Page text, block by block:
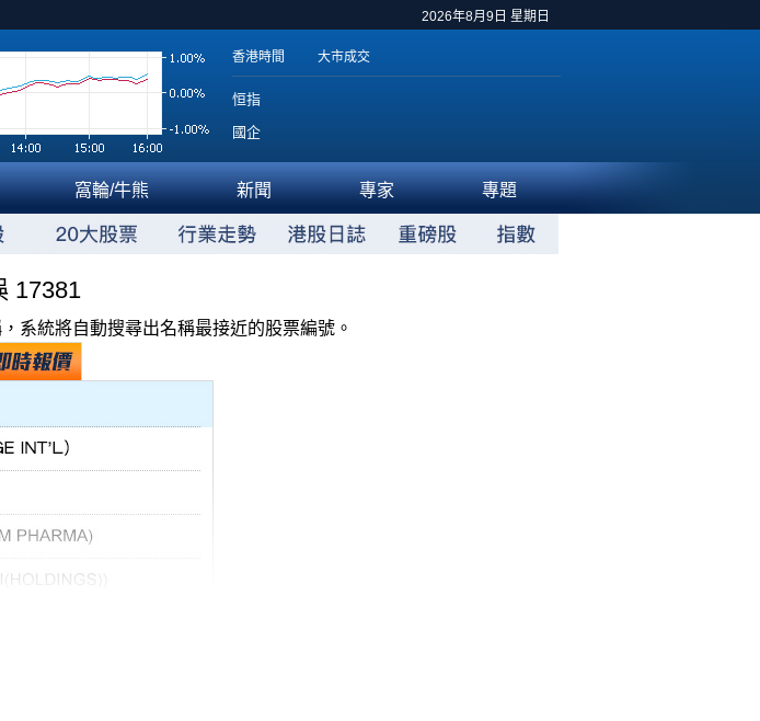
2026年8月9日 星期日
香港時間 大市成交
恒指
國企
窩輪/牛熊 新聞 專家 專題
17381
系統將自動搜尋出名稱最接近的股票編號。